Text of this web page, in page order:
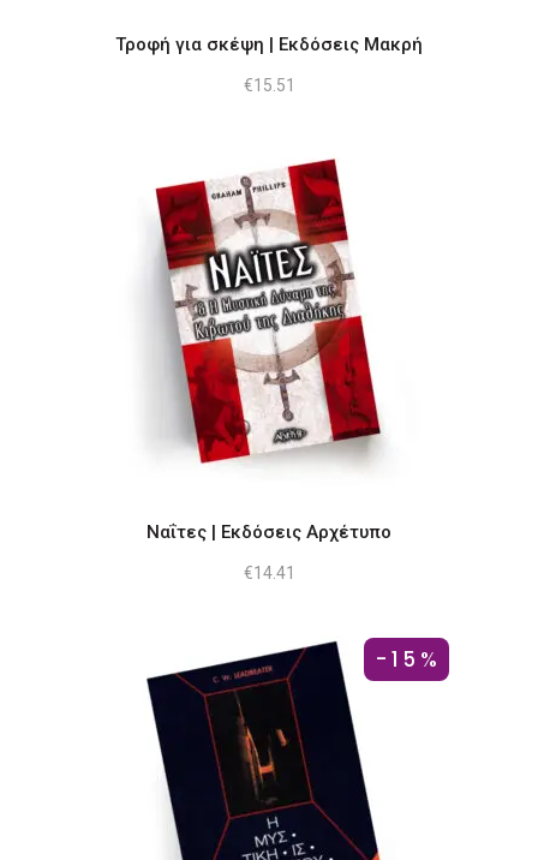
Τροφή για σκέψη | Εκδόσεις Μακρή
€15.51
Ναΐτες | Εκδόσεις Αρχέτυπο
€14.41
-15%